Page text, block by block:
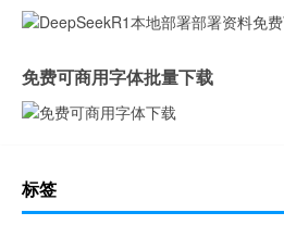
免费可商用字体批量下载
标签